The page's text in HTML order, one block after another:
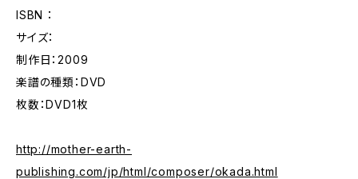
ISBN ：
サイズ：
制作日：2009
楽譜の種類：DVD
枚数：DVD1枚
http://mother-earth-
publishing.com/jp/html/composer/okada.html